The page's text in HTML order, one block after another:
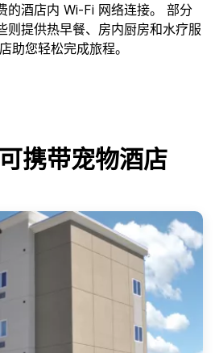
的酒店内 Wi-Fi 网络连接。 部分
则提供热早餐、房内厨房和水疗服
助您轻松完成旅程。
携带宠物酒店